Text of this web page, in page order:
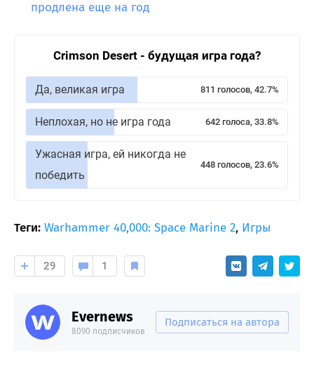
продлена еще на год
Crimson Desert - будущая игра года?
Да, великая игра 811 голосов, 42.7%
Неплохая, но не игра года 642 голоса, 33.8%
Ужасная игра, ей никогда не
победить
448 голосов, 23.6%
Теги: Warhammer 40,000: Space Marine 2, Игры
29 1
Evernews
8090 подписчиков
Подписаться на автора